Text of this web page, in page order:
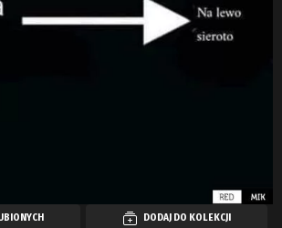
DODAJ DO KOLEKCJI